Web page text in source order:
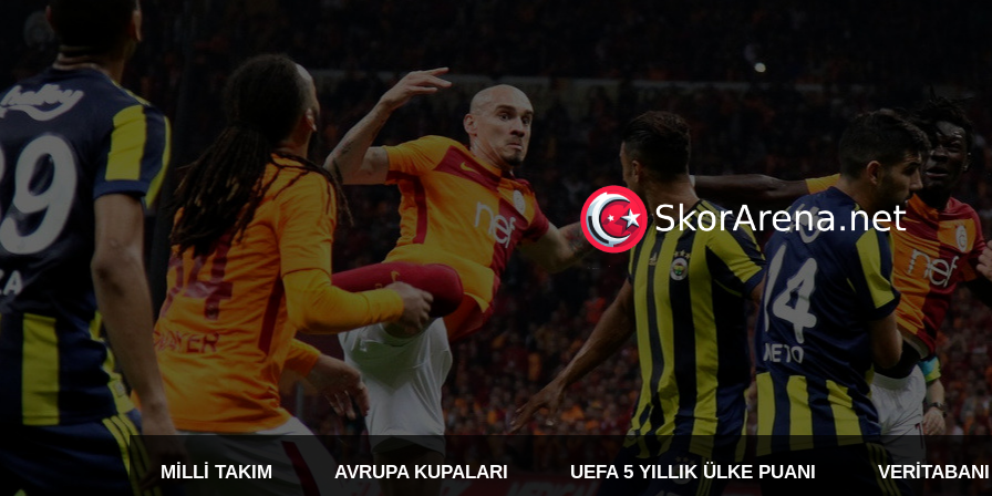
MILLI TAKIM AVRUPA KUPALARI UEFA 5 YILLIK ÜLKE PUANI VERITABANI